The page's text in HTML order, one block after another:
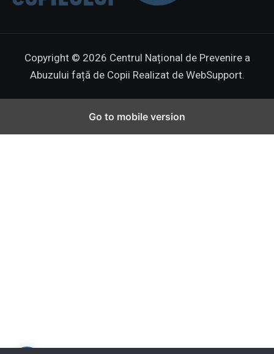
Copyright © 2026 Centrul Național de Prevenire a
Abuzului față de Copii Realizat de WebSupport.
Go to mobile version